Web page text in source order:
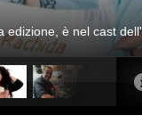
è nel cast